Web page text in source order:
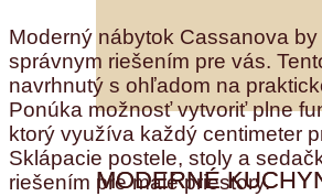
MODERNÉ
Moderný nábytok Cassanova
správnym riešením pre vás.
navrhnutý s ohľadom na
Ponúka možnosť vytvoriť plne
ktorý využíva každý centimeter
Sklápacie postele, stoly a
riešením pre malé priestory.